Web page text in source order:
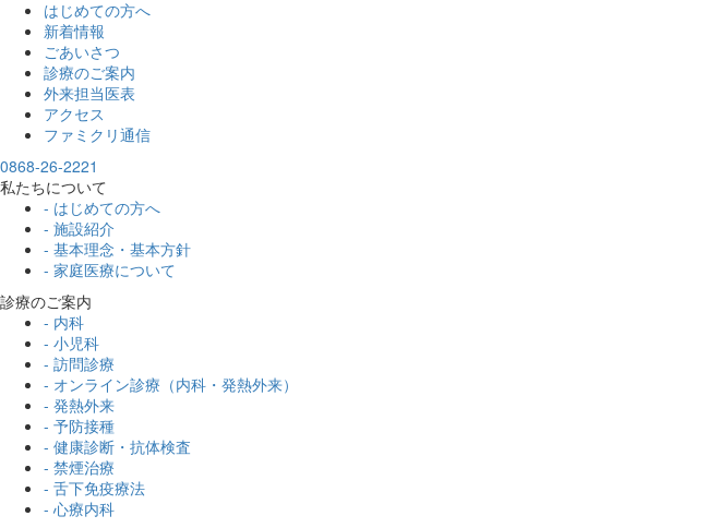
はじめての方へ
新着情報
ごあいさつ
診療のご案内
外来担当医表
アクセス
ファミクリ通信
0868-26-2221
私たちについて
- はじめての方へ
- 施設紹介
- 基本理念・基本方針
- 家庭医療について
診療のご案内
- 内科
- 小児科
- 訪問診療
- オンライン診療（内科・発熱外来）
- 発熱外来
- 予防接種
- 健康診断・抗体検査
- 禁煙治療
- 舌下免疫療法
- 心療内科